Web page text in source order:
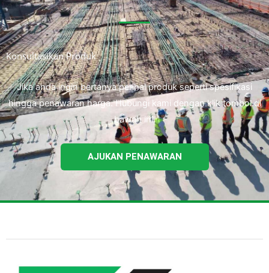
Konsultasikan Produk
Jika anda ingin bertanya perihal produk seperti spesifikasi
hingga penawaran harga. Hubungi kami dengan klik tombol di
bawah ini.
AJUKAN PENAWARAN